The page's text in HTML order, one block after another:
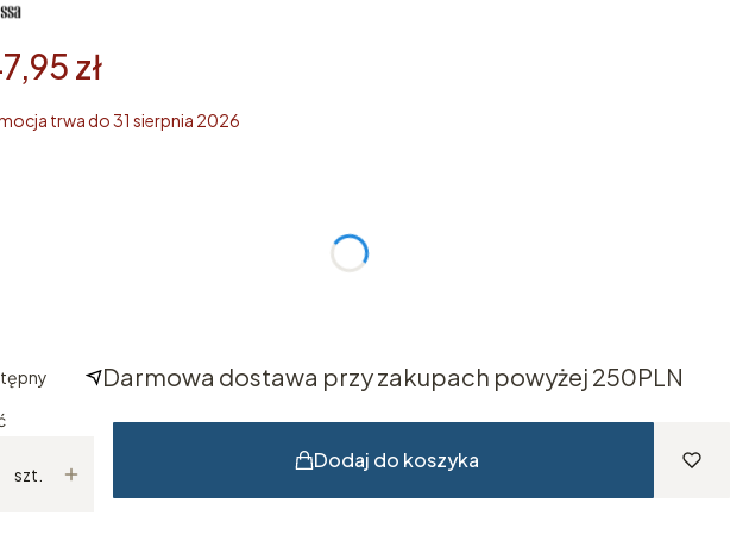
zł
trwa do 31 sierpnia 2026
Darmowa dostawa przy zakupach powyżej 250PLN
szt.
Dodaj do koszyka